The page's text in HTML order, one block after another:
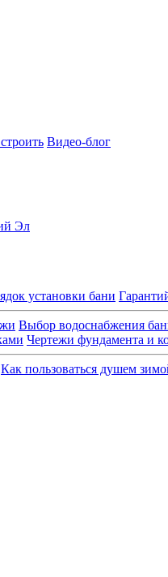
Видео-блог
Эл
установки бани
Выбор водоснабжения
Чертежи фундамента и
Как пользоваться душем